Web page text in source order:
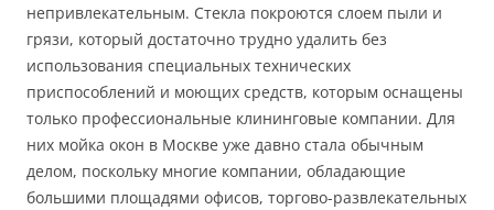
непривлекательным. Стекла покроются слоем пыли и
грязи, который достаточно трудно удалить без
использования специальных технических
приспособлений и моющих средств, которым оснащены
только профессиональные клининговые компании. Для
них мойка окон в Москве уже давно стала обычным
делом, поскольку многие компании, обладающие
большими площадями офисов, торгово-развлекательных